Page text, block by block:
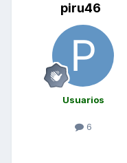
piru46
Usuarios
6